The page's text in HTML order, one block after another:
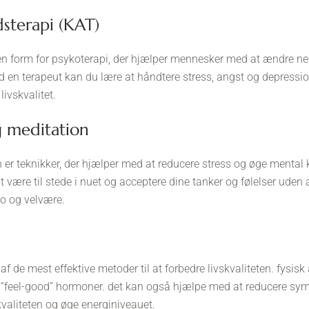
(KAT)
form for psykoterapi, der hjælper mennesker med at ændre
en terapeut kan du lære at håndtere stress, angst og
meditation
teknikker, der hjælper med at reducere stress og øge mental
til stede i nuet og acceptere dine tanker og følelser uden
og velvære.
de mest effektive metoder til at forbedre livskvaliteten. fysisk
good” hormoner. det kan også hjælpe med at reducere
og øge energiniveauet.